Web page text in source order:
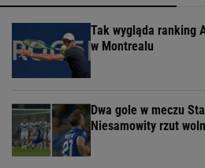
Tak wygląda ranking
w Montrealu
Dwa gole w meczu
Niesamowity rzut